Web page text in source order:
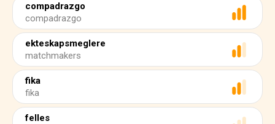
compadrazgo
compadrazgo
ekteskapsmeglere
matchmakers
fika
fika
felles